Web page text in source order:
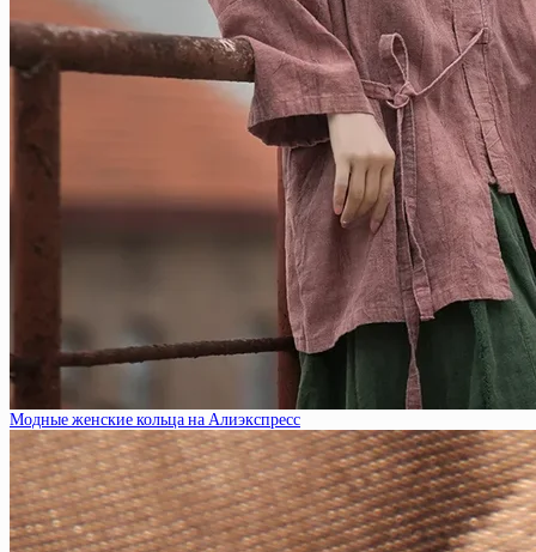
Модные женские кольца на Алиэкспресс